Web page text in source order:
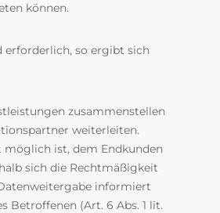
können.
erforderlich, so ergibt sich
zusammenstellen
weiterleiten.
möglich ist, dem Endkunden
sich die Rechtmäßigkeit
informiert
(Art. 6 Abs. 1 lit.